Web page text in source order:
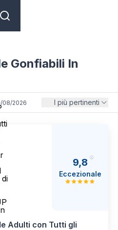
Gonfiabili In
08/2026 I più pertinenti
9,8
Eccezionale
Adulti con Tutti gli